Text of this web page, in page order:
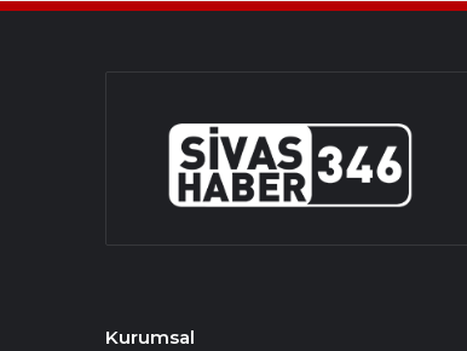
Kurumsal